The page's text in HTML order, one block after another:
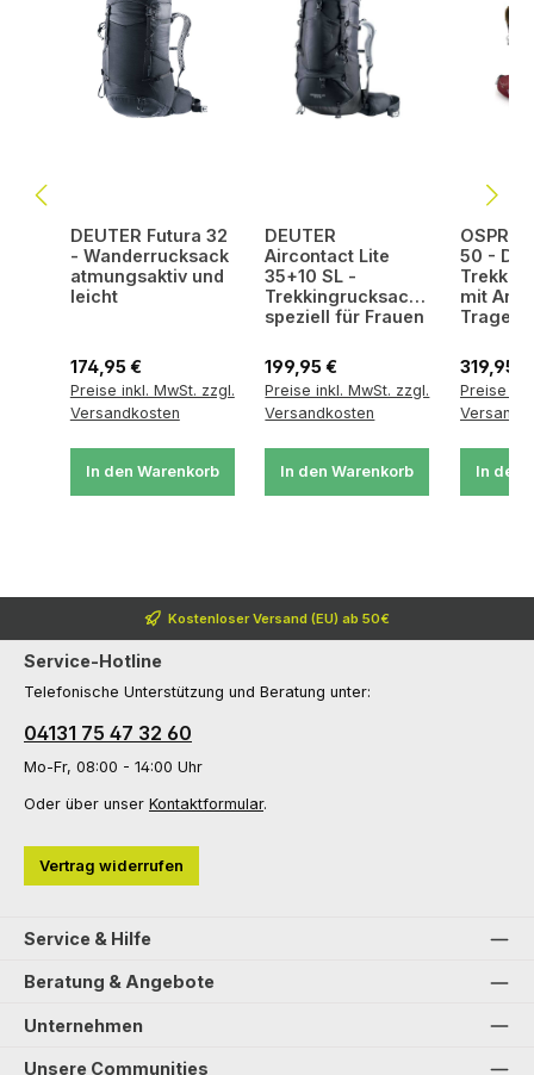
DEUTER Futura 32
- Wanderrucksack
atmungsaktiv und
leicht
Regulärer Preis:
174,95 €
Preise inkl. MwSt. zzgl.
Versandkosten
In den Warenkorb
DEUTER
Aircontact Lite
35+10 SL -
Trekkingrucksack
speziell für Frauen
Regulärer Preis:
199,95 €
Preise inkl. MwSt. zzgl.
Versandkosten
In den Warenkorb
50 -
mit
319,95 €
Preise
In den
Kostenloser Versand (EU) ab 50€
Service-Hotline
Telefonische Unterstützung und Beratung unter:
04131 75 47 32 60
Mo-Fr, 08:00 - 14:00 Uhr
Oder über unser Kontaktformular.
Vertrag widerrufen
Service & Hilfe
Beratung & Angebote
Unternehmen
Unsere Communities